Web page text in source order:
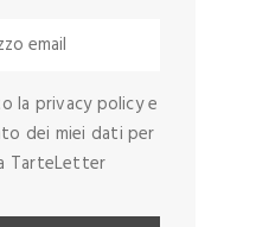
la privacy policy e
dei miei dati per
TarteLetter